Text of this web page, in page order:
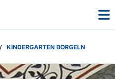
/ KINDERGARTEN BORGELN